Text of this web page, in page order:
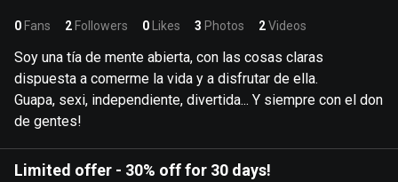
0 Fans 2 Followers 0 Likes 3 Photos 2Videos
Soy una tía de mente abierta, con las cosas claras
dispuesta a comerme la vida y a disfrutar de ella.
Guapa, sexi, independiente, divertida... Y siempre con el don
de gentes!
Limited offer - 30% off for 30 days!